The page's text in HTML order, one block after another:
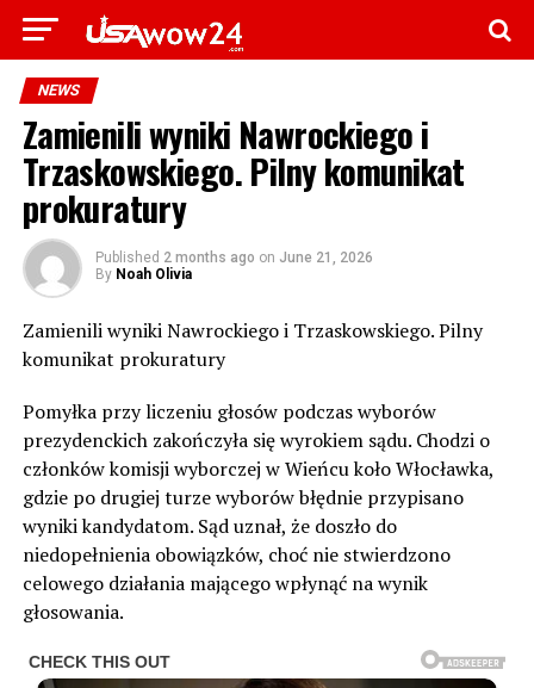
NEWS
Zamienili wyniki Nawrockiego i
Trzaskowskiego. Pilny komunikat
prokuratury
Published 2 months ago on June 21, 2026
By Noah Olivia
Zamienili wyniki Nawrockiego i Trzaskowskiego. Pilny
komunikat prokuratury
Pomyłka przy liczeniu głosów podczas wyborów
prezydenckich zakończyła się wyrokiem sądu. Chodzi o
członków komisji wyborczej w Wieńcu koło Włocławka,
gdzie po drugiej turze wyborów błędnie przypisano
wyniki kandydatom. Sąd uznał, że doszło do
niedopełnienia obowiązków, choć nie stwierdzono
celowego działania mającego wpłynąć na wynik
głosowania.